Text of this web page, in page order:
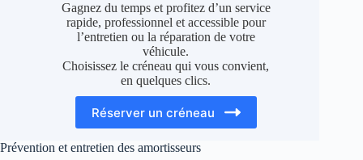
Gagnez du temps et profitez d’un service
rapide, professionnel et accessible pour
l’entretien ou la réparation de votre
véhicule.
Choisissez le créneau qui vous convient,
en quelques clics.
Réserver un créneau
Prévention et entretien des amortisseurs